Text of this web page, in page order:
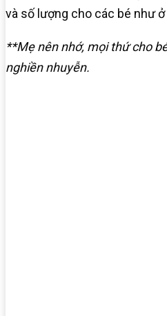
và số lượng cho các bé như
**Mẹ nên nhớ, mọi thứ cho
nghiền nhuyễn.